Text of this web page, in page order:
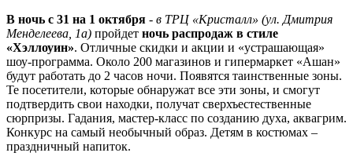
В ночь с 31 на 1 октября - в ТРЦ «Кристалл» (ул. Дмитрия
Менделеева, 1а) пройдет ночь распродаж в стиле
«Хэллоуин». Отличные скидки и акции и «устрашающая»
шоу-программа. Около 200 магазинов и гипермаркет «Ашан»
будут работать до 2 часов ночи. Появятся таинственные зоны.
Те посетители, которые обнаружат все эти зоны, и смогут
подтвердить свои находки, получат сверхъестественные
сюрпризы. Гадания, мастер-класс по созданию духа, аквагрим.
Конкурс на самый необычный образ. Детям в костюмах –
праздничный напиток.